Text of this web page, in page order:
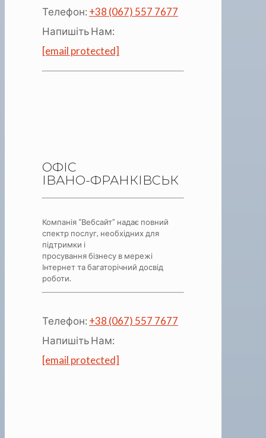
Телефон: +38 (067) 557 7677
Напишіть Нам:
[email protected]
ОФІС
ІВАНО-ФРАНКІВСЬК
Компанія “Вебсайт” надає повний
спектр послуг, необхідних для
підтримки і
просування бізнесу в мережі
Інтернет та багаторічний досвід
роботи.
Телефон: +38 (067) 557 7677
Напишіть Нам:
[email protected]